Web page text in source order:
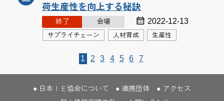
荷生産性を向上する秘訣
終了 会場 2022-12-13
サプライチェーン 人材育成 生産性
1 2 3 4 5 6 7
日本ＩＥ協会について 連携団体
アクセス